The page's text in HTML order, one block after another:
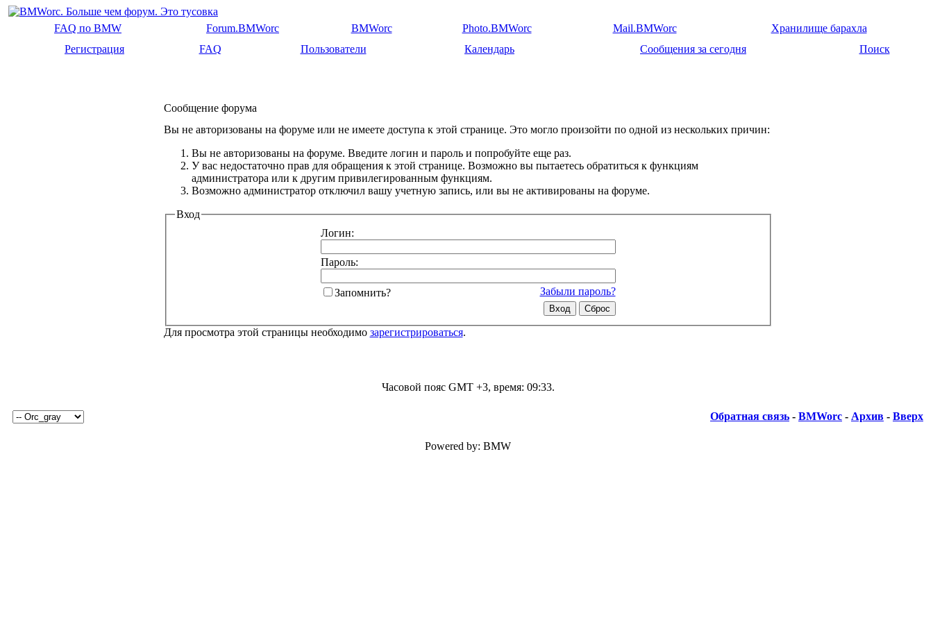
FAQ по BMW Forum.BMWorc BMWorc Photo.BMWorc Mail.BMWorc
Хранилище барахла
Регистрация
FAQ Пользователи Календарь Сообщения за сегодня Поиск
Сообщение форума
Вы не авторизованы на форуме или не имеете доступа к этой странице. Это могло произойти по одной из нескольких причин:
Вы не авторизованы на форуме. Введите логин и пароль и попробуйте еще раз.
У вас недостаточно прав для обращения к этой странице. Возможно вы пытаетесь обратиться к функциям
администратора или к другим привилегированным функциям.
Возможно администратор отключил вашу учетную запись, или вы не активированы на форуме.
Вход
Логин:
Пароль:
Забыли пароль?
Запомнить?
Для просмотра этой страницы необходимо зарегистрироваться.
Часовой пояс GMT +3, время: 09:33.
Обратная связь - BMWorc - Архив - Вверх
Powered by: BMW